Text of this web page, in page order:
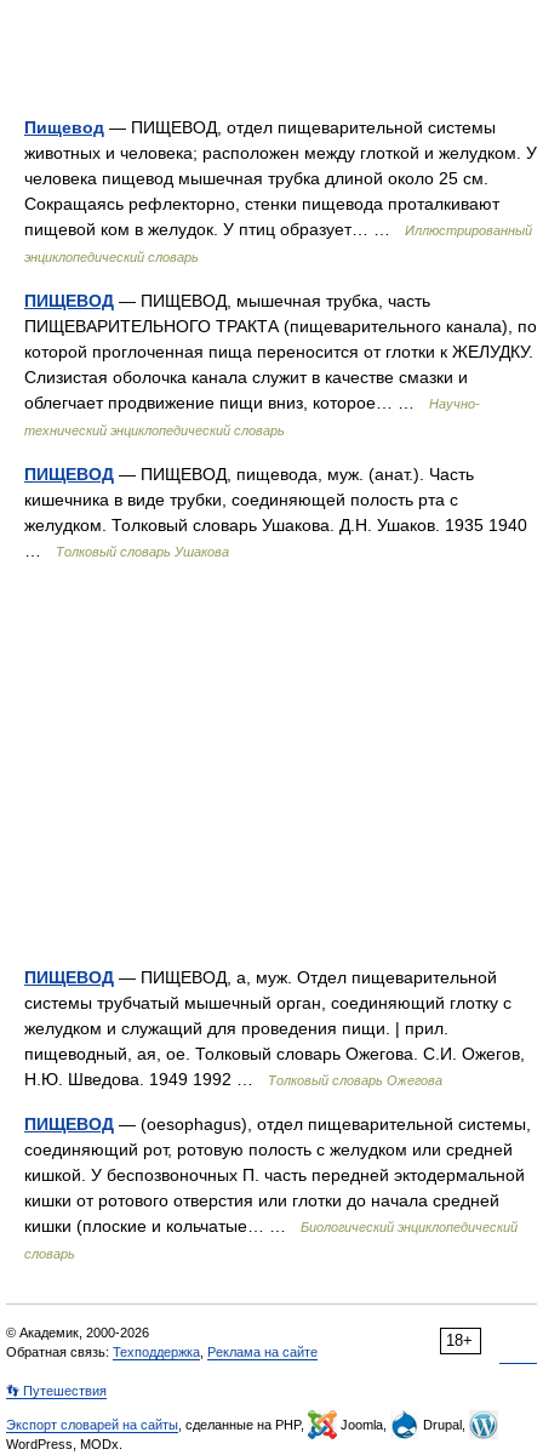
Пищевод — ПИЩЕВОД, отдел пищеварительной системы
животных и человека; расположен между глоткой и желудком. У
человека пищевод мышечная трубка длиной около 25 см.
Сокращаясь рефлекторно, стенки пищевода проталкивают
пищевой ком в желудок. У птиц образует… …
Иллюстрированный
энциклопедический словарь
ПИЩЕВОД — ПИЩЕВОД, мышечная трубка, часть
ПИЩЕВАРИТЕЛЬНОГО ТРАКТА (пищеварительного канала), по
которой проглоченная пища переносится от глотки к ЖЕЛУДКУ.
Слизистая оболочка канала служит в качестве смазки и
облегчает продвижение пищи вниз, которое… …
Научно-
технический энциклопедический словарь
ПИЩЕВОД — ПИЩЕВОД, пищевода, муж. (анат.). Часть
кишечника в виде трубки, соединяющей полость рта с
желудком. Толковый словарь Ушакова. Д.Н. Ушаков. 1935 1940
Толковый словарь Ушакова
ПИЩЕВОД — ПИЩЕВОД, а, муж. Отдел пищеварительной
системы трубчатый мышечный орган, соединяющий глотку с
желудком и служащий для проведения пищи. | прил.
пищеводный, ая, ое. Толковый словарь Ожегова. С.И. Ожегов,
Н.Ю. Шведова. 1949 1992 …
Толковый словарь Ожегова
ПИЩЕВОД — (oesophagus), отдел пищеварительной системы,
соединяющий рот, ротовую полость с желудком или средней
кишкой. У беспозвоночных П. часть передней эктодермальной
кишки от ротового отверстия или глотки до начала средней
кишки (плоские и кольчатые… …
Биологический энциклопедический
словарь
18+
© Академик, 2000-2026
Обратная связь: Техподдержка Реклама на сайте
👣 Путешествия
Экспорт словарей на сайты , сделанные на PHP, Joomla,
Drupal,
WordPress, MODx.